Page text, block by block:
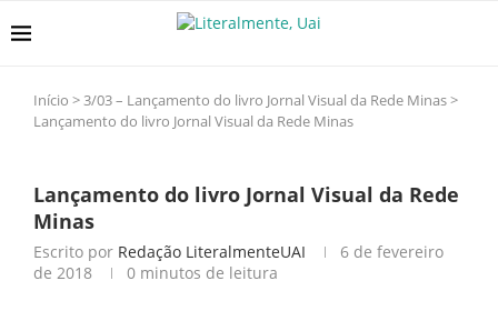
Início >3/03 – Lançamento do livro Jornal Visual da Rede Minas>
Lançamento do livro Jornal Visual da Rede Minas
Lançamento do livro Jornal Visual da Rede
Minas
Escrito por Redação LiteralmenteUAI
6 de fevereiro
de 2018
0 minutos de leitura